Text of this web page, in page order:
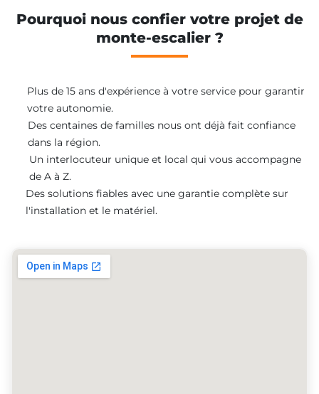
Pourquoi nous confier votre projet de
monte-escalier ?
Plus de 15 ans d'expérience à votre service pour garantir
votre autonomie.
Des centaines de familles nous ont déjà fait confiance
dans la région.
Un interlocuteur unique et local qui vous accompagne
de A à Z.
Des solutions fiables avec une garantie complète sur
l'installation et le matériel.